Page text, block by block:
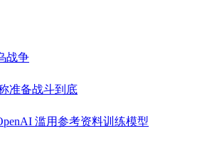
战争
准备战斗到底
滥用参考资料训练模型